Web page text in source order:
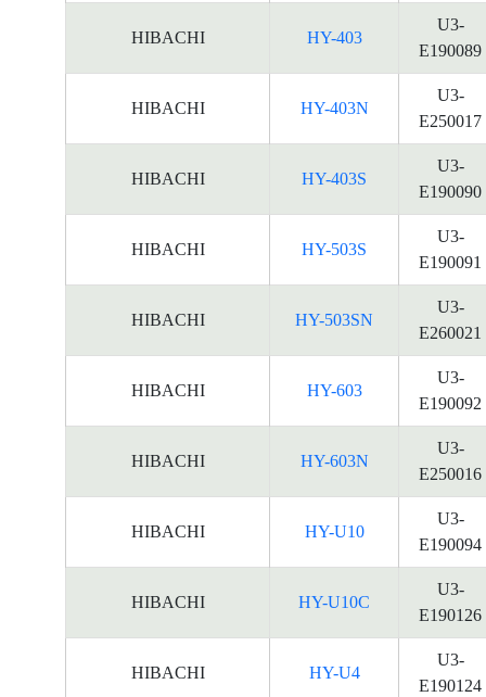
HIBACHI HY-403
U3-
E190089
HIBACHI HY-403N
U3-
E250017
HIBACHI HY-403S
U3-
E190090
HIBACHI HY-503S
U3-
E190091
HIBACHI HY-503SN
U3-
E260021
HIBACHI HY-603
U3-
E190092
HIBACHI HY-603N
U3-
E250016
HIBACHI HY-U10
U3-
E190094
HIBACHI HY-U10C
U3-
E190126
HIBACHI HY-U4
U3-
E190124